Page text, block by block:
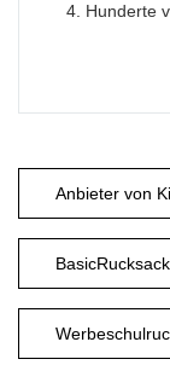
4. Hunderte